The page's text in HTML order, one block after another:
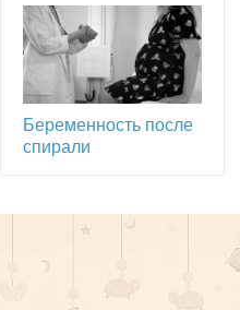
Беременность после
спирали